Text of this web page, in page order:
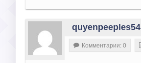
quyenpeeples54
Комментарии: 0